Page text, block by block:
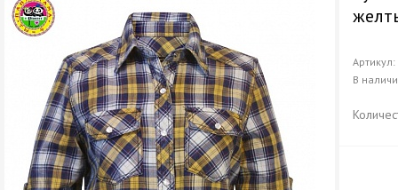
Артикул:
В